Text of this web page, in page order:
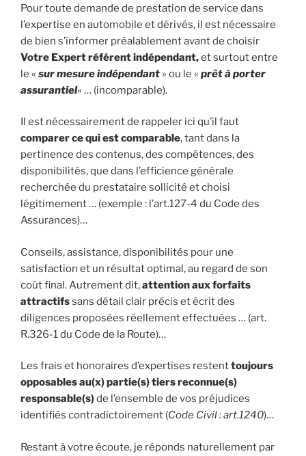
Pour toute demande de prestation de service dans
l’expertise en automobile et dérivés, il est nécessaire
de bien s’informer préalablement avant de choisir
Votre Expert référent indépendant,et surtout entre
le « sur mesure indépendant » ou le « prêt à porter
assurantiel« … (incomparable).
Il est nécessairement de rappeler ici qu’il faut
comparer ce qui est comparable, tant dans la
pertinence des contenus, des compétences, des
disponibilités, que dans l’efficience générale
recherchée du prestataire sollicité et choisi
légitimement … (exemple : l’art.127-4 du Code des
Assurances)…
Conseils, assistance, disponibilités pour une
satisfaction et un résultat optimal, au regard de son
coût final. Autrement dit,attention aux forfaits
attractifssans détail clair précis et écrit des
diligences proposées réellement effectuées … (art.
R.326-1 du Code de la Route)…
Les frais et honoraires d’expertises restenttoujours
opposables au(x) partie(s) tiers reconnue(s)
responsable(s)de l’ensemble de vos préjudices
identifiés contradictoirement (Code Civil : art.1240)…
Restant à votre écoute, je réponds naturellement par